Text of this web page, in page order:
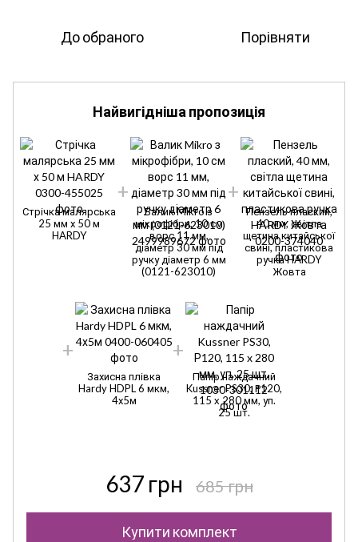
До обраного Порівняти
Найвигідніша пропозиція
Стрічка малярська
25 мм х 50 м
HARDY
Валик Mikro з
мікрофібри, 10 см
ворс 11 мм,
діаметр 30 мм під
ручку діаметр 6 мм
(0121-623010)
Пензель плаский,
40 мм, світла
щетина китайської
свині, пластикова
ручка HARDY
Жовта
Захисна плівка
Hardy HDPL 6 мкм,
4х5м
Папір наждачний
Kussner PS30, Р120,
115 x 280 мм, уп.
25 шт.
637 грн 685 грн
Купити комплект